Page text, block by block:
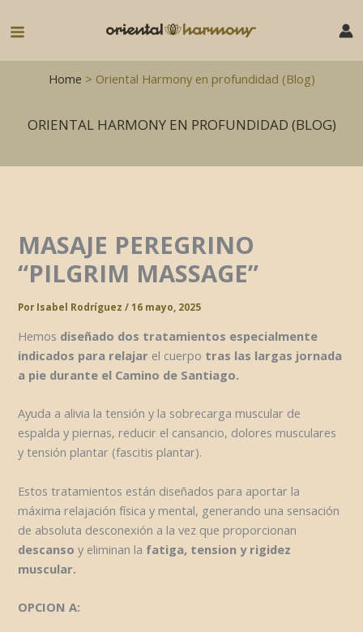
Main
MenuHome > Oriental Harmony en profundidad (Blog)
ORIENTAL HARMONY EN PROFUNDIDAD (BLOG)
MASAJE PEREGRINO
“PILGRIM MASSAGE”
PorIsabel Rodríguez/16 mayo, 2025
Hemos diseñado dos tratamientos especialmente
indicados para relajar el cuerpo tras las largas jornada
a pie durante el Camino de Santiago.
Ayuda a alivia la tensión y la sobrecarga muscular de
espalda y piernas, reducir el cansancio, dolores musculares
y tensión plantar (fascitis plantar).
Estos tratamientos están diseñados para aportar la
máxima relajación física y mental, generando una sensación
de absoluta desconexión a la vez que proporcionan
descanso y eliminan la fatiga, tension y rigidez
muscular.
OPCION A: